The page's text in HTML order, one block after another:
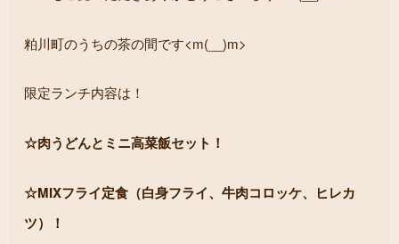
粕川町のうちの茶の間です<m(__)m>
限定ランチ内容は！
☆肉うどんとミニ高菜飯セット！
☆MIXフライ定食（白身フライ、牛肉コロッケ、ヒレカ
ツ）！